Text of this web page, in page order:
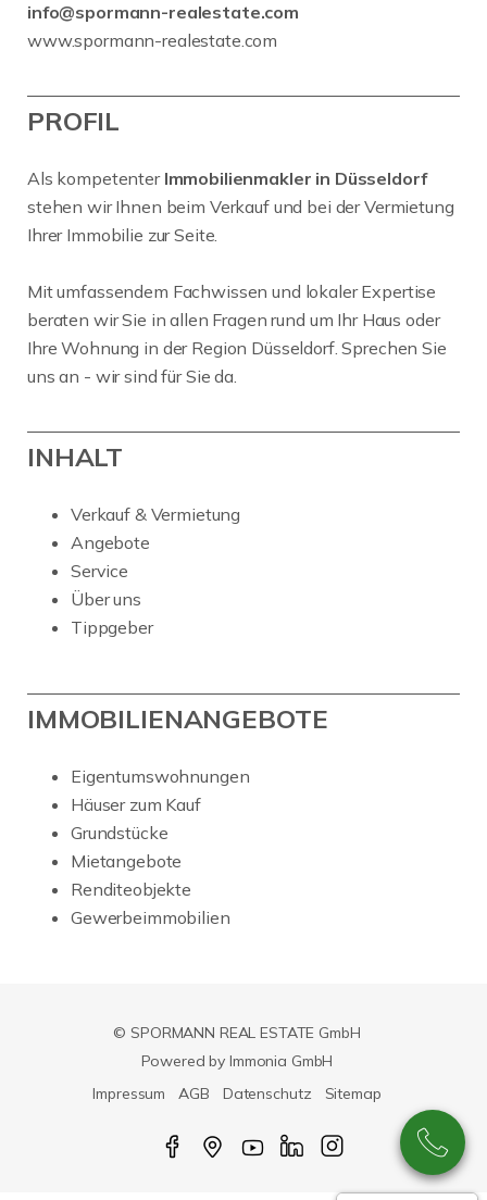
info@spormann-realestate.com
www.spormann-realestate.com
PROFIL
Als kompetenter Immobilienmakler in Düsseldorf
stehen wir Ihnen beim Verkauf und bei der Vermietung
Ihrer Immobilie zur Seite.
Mit umfassendem Fachwissen und lokaler Expertise
beraten wir Sie in allen Fragen rund um Ihr Haus oder
Ihre Wohnung in der Region Düsseldorf. Sprechen Sie
uns an - wir sind für Sie da.
INHALT
Verkauf & Vermietung
Angebote
Service
Über uns
Tippgeber
IMMOBILIENANGEBOTE
Eigentumswohnungen
Häuser zum Kauf
Grundstücke
Mietangebote
Renditeobjekte
Gewerbeimmobilien
© SPORMANN REAL ESTATE GmbH
Powered by Immonia GmbH
Impressum
AGB Datenschutz Sitemap